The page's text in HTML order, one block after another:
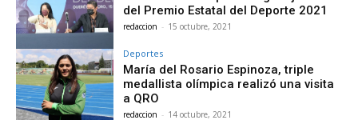
del Premio Estatal del Deporte 2021
redaccion - 15 octubre, 2021
Deportes
María del Rosario Espinoza, triple
medallista olímpica realizó una visita
a QRO
redaccion - 14 octubre, 2021